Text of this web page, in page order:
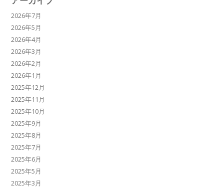
2026年7月
2026年5月
2026年4月
2026年3月
2026年2月
2026年1月
2025年12月
2025年11月
2025年10月
2025年9月
2025年8月
2025年7月
2025年6月
2025年5月
2025年3月